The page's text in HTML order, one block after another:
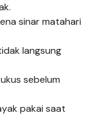
sinar matahari
langsung
sebelum
pakai saat